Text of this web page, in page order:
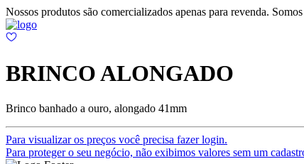
Nossos produtos são comercializados apenas para revenda.
BRINCO ALONGADO
Brinco banhado a ouro, alongado 41mm
Para visualizar os preços você precisa fazer login.
Para proteger o seu negócio, não exibimos valores sem um